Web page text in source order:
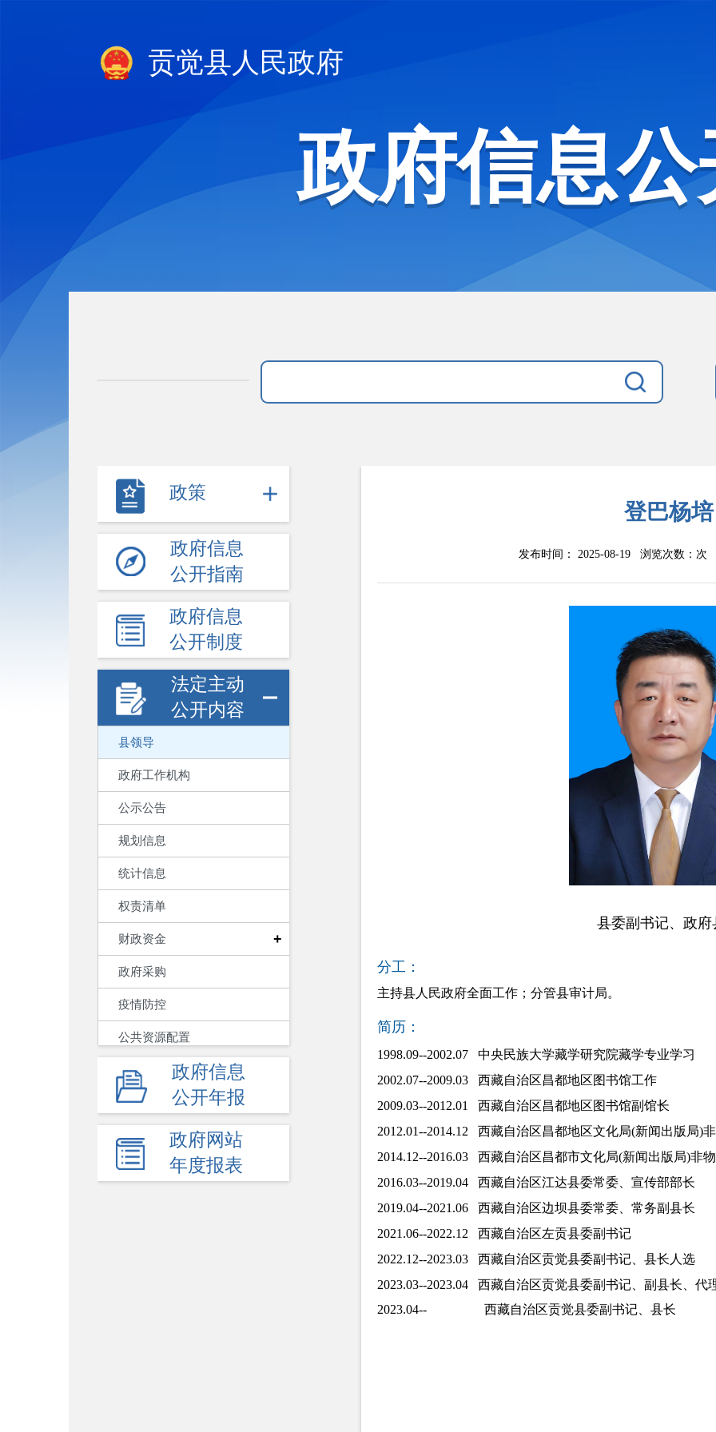
贡觉县人民政府
政府信息公
政策
政府信息
公开指南
政府信息
公开制度
法定主动
公开内容
县领导
政府工作机构
公示公告
规划信息
统计信息
权责清单
财政资金 +
政府采购
疫情防控
公共资源配置
公益事业建设
其他主动公开内容
政府信息
公开年报
政府网站
年度报表
登巴杨培
发布时间： 2025-08-19 浏览次数： 次
县委副书记、政府
分工：
主持县人民政府全面工作；分管县审计局。
简历：
1998.09--2002.07 中央民族大学藏学研究院藏学专业学习
2002.07--2009.03 西藏自治区昌都地区图书馆工作
2009.03--2012.01 西藏自治区昌都地区图书馆副馆长
2012.01--2014.12 西藏自治区昌都地区文化局(新闻出版局)
2014.12--2016.03 西藏自治区昌都市文化局(新闻出版局)非
2016.03--2019.04 西藏自治区江达县委常委、宣传部部长
2019.04--2021.06 西藏自治区边坝县委常委、常务副县长
2021.06--2022.12 西藏自治区左贡县委副书记
2022.12--2023.03
西藏自治区贡觉县委副书记、县长人选
2023.03--2023.04
西藏自治区贡觉县委副书记、副县长、代
2023.04-- 西藏自治区贡觉县委副书记、县长